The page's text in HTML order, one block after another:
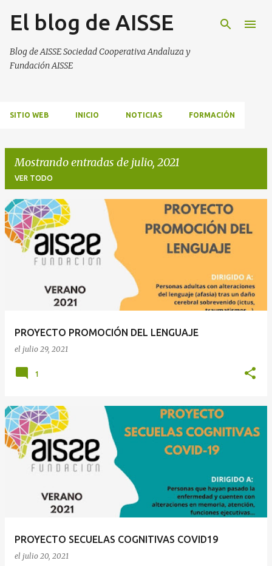
Ir al contenido principal
El blog de AISSE
Blog de AISSE Sociedad Cooperativa Andaluza y
Fundación AISSE
SITIO WEB INICIO NOTICIAS FORMACIÓN
Mostrando entradas de julio, 2021
VER TODO
E
n
PROYECTO PROMOCIÓN DEL LENGUAJE
el julio 29, 2021
1
PROYECTO SECUELAS COGNITIVAS COVID19
el julio 20, 2021